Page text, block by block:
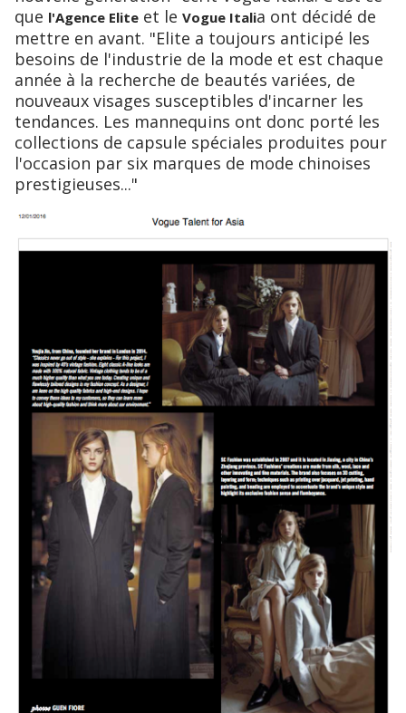
que l'Agence Elite et le Vogue Italia ont décidé de
mettre en avant. "Elite a toujours anticipé les
besoins de l'industrie de la mode et est chaque
année à la recherche de beautés variées, de
nouveaux visages susceptibles d'incarner les
tendances. Les mannequins ont donc porté les
collections de capsule spéciales produites pour
l'occasion par six marques de mode chinoises
prestigieuses..."